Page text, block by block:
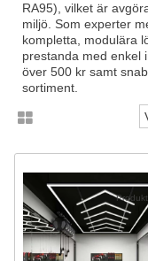
RA95), vilket är
miljö. Som experter
kompletta, modulära
prestanda med enkel
över 500 kr samt
sortiment.